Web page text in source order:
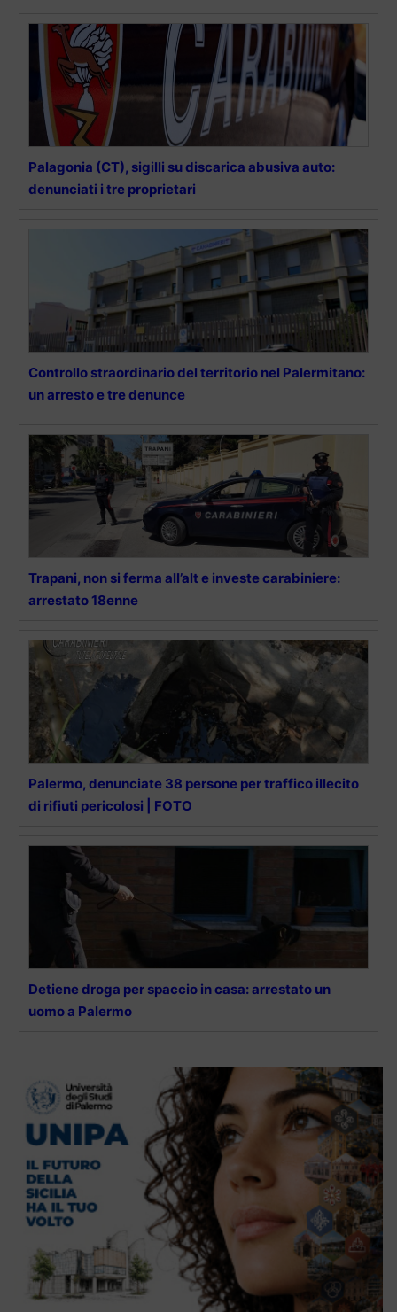
Palagonia (CT), sigilli su discarica abusiva auto:
denunciati i tre proprietari
Controllo straordinario del territorio nel Palermitano:
un arresto e tre denunce
Trapani, non si ferma all’alt e investe carabiniere:
arrestato 18enne
Palermo, denunciate 38 persone per traffico illecito
di rifiuti pericolosi | FOTO
Detiene droga per spaccio in casa: arrestato un
uomo a Palermo